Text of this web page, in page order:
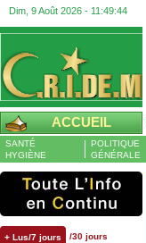
Dim, 9 Août 2026 - 11:49:44
ACCUEIL
SANTÉ
HYGIÈNE
POLITIQUE
GÉNÉRALE
+ Lus/7 jours /30 jours